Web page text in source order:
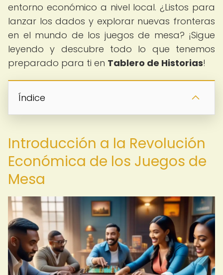
entorno económico a nivel local. ¿Listos para
lanzar los dados y explorar nuevas fronteras
en el mundo de los juegos de mesa? ¡Sigue
leyendo y descubre todo lo que tenemos
preparado para ti en Tablero de Historias!
Índice
Introducción a la Revolución
Económica de los Juegos de
Mesa